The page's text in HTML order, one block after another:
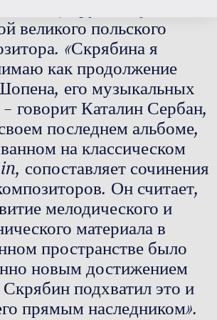
великого польского
«Скрябина я
как продолжение
его музыкальных
говорит Каталин Сербан,
последнем альбоме,
на классическом
сопоставляет сочинения
Он считает,
мелодического и
материала в
пространстве было
новым достижением
подхватил это и
прямым наследником».